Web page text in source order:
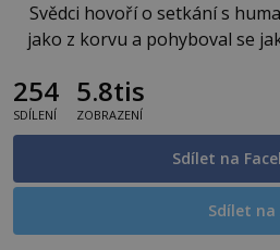
Svědci hovoří o setkání s
jako z korvu a pohyboval se
254
SDÍLENÍ
5.8tis
ZOBRAZENÍ
Sdílet na
Sdílet na